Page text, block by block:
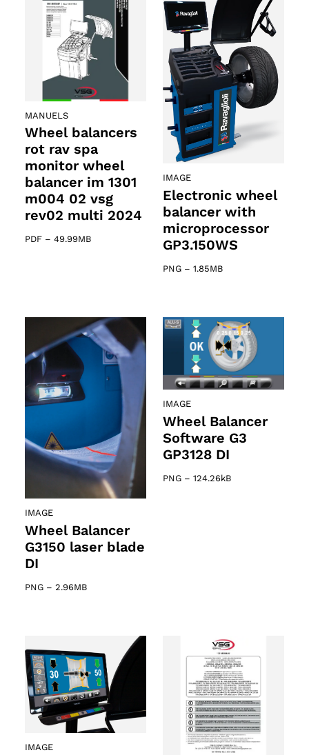
MANUELS
Wheel balancers
rot rav spa
monitor wheel
balancer im 1301
m004 02 vsg
rev02 multi 2024
PDF – 49.99MB
IMAGE
Electronic wheel
balancer with
microprocessor
GP3.150WS
PNG – 1.85MB
IMAGE
Wheel Balancer
G3150 laser blade
DI
PNG – 2.96MB
IMAGE
Wheel Balancer
Software G3
GP3128 DI
PNG – 124.26kB
IMAGE